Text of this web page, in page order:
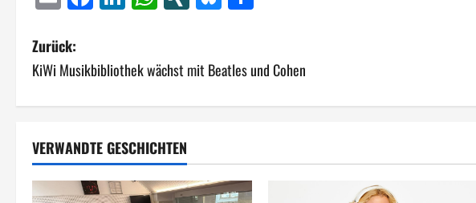
B
e
i
t
r
Zurück:
KiWi Musikbibliothek wächst mit Beatles und Cohen
VERWANDTE GESCHICHTEN